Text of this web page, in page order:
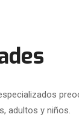
adultos y niños.